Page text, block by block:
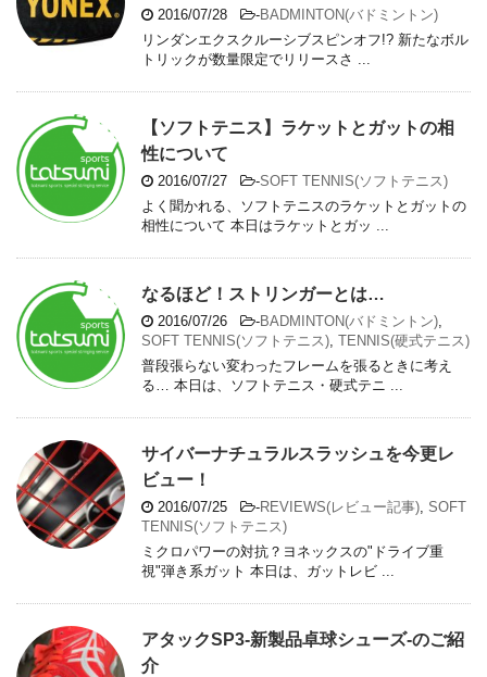
2016/07/28 -BADMINTON(バドミントン)
リンダンエクスクルーシブスピンオフ!? 新たなボル
トリックが数量限定でリリースさ ...
【ソフトテニス】ラケットとガットの相
性について
2016/07/27 -SOFT TENNIS(ソフトテニス)
よく聞かれる、ソフトテニスのラケットとガットの
相性について 本日はラケットとガッ ...
なるほど！ストリンガーとは…
2016/07/26 -BADMINTON(バドミントン),
SOFT TENNIS(ソフトテニス), TENNIS(硬式テニス)
普段張らない変わったフレームを張るときに考え
る… 本日は、ソフトテニス・硬式テニ ...
サイバーナチュラルスラッシュを今更レ
ビュー！
2016/07/25 -REVIEWS(レビュー記事), SOFT
TENNIS(ソフトテニス)
ミクロパワーの対抗？ヨネックスの"ドライブ重
視"弾き系ガット 本日は、ガットレビ ...
アタックSP3-新製品卓球シューズ-のご紹
介